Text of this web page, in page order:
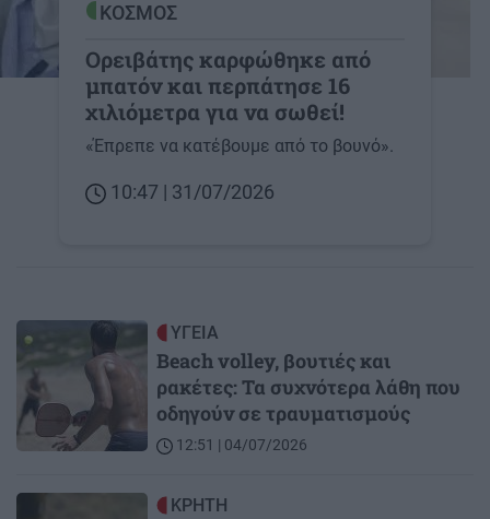
ΚΟΣΜΟΣ
Ορειβάτης καρφώθηκε από
μπατόν και περπάτησε 16
χιλιόμετρα για να σωθεί!
«Έπρεπε να κατέβουμε από το βουνό».
10:47 | 31/07/2026
Image ΥΓΕΙΑ
Beach volley, βουτιές και
ρακέτες: Τα συχνότερα λάθη που
οδηγούν σε τραυματισμούς
12:51 | 04/07/2026
ΚΡΗΤΗ